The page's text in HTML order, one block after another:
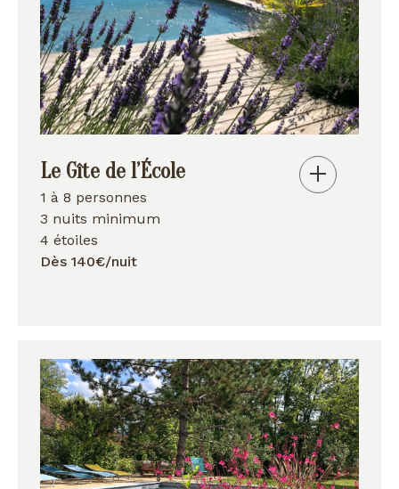
Le Gîte de l’École
1 à 8 personnes
3 nuits minimum
4 étoiles
Dès 140€/nuit